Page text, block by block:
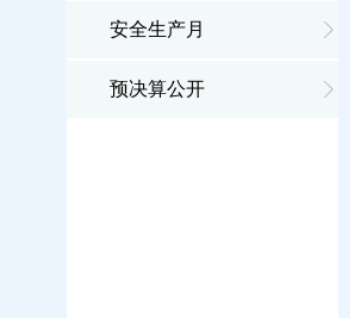
安全生产月
预决算公开